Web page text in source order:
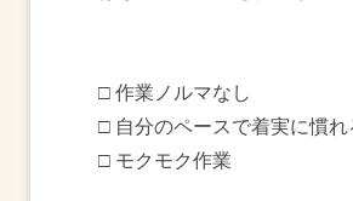
□ 作業ノルマなし
□ 自分のペースで着実に慣れ
□ モクモク作業